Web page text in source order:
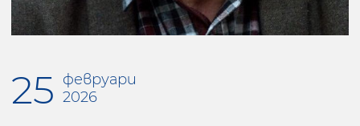
25 февруари
2026